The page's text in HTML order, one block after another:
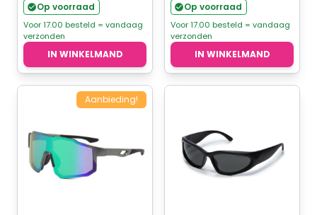
Op voorraad
Voor 17.00 besteld = vandaag
verzonden
IN WINKELMAND
Op voorraad
Voor 17.00 besteld = vandaag
verzonden
IN WINKELMAND
Aanbieding!